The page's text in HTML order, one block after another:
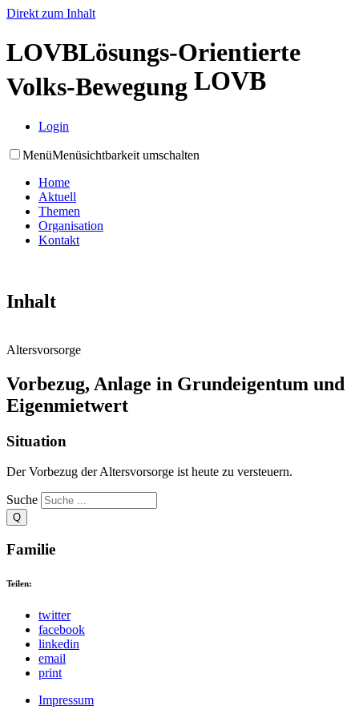
Direkt zum Inhalt
LOVBLösungs-Orientierte
Volks-Bewegung LOVB
Login
MenüMenüsichtbarkeit umschalten
Home
Aktuell
Themen
Organisation
Kontakt
Inhalt
Altersvorsorge
Vorbezug, Anlage in Grundeigentum und
Eigenmietwert
Situation
Der Vorbezug der Altersvorsorge ist heute zu versteuern.
Suche
Familie
Teilen:
twitter
facebook
linkedin
email
print
Impressum